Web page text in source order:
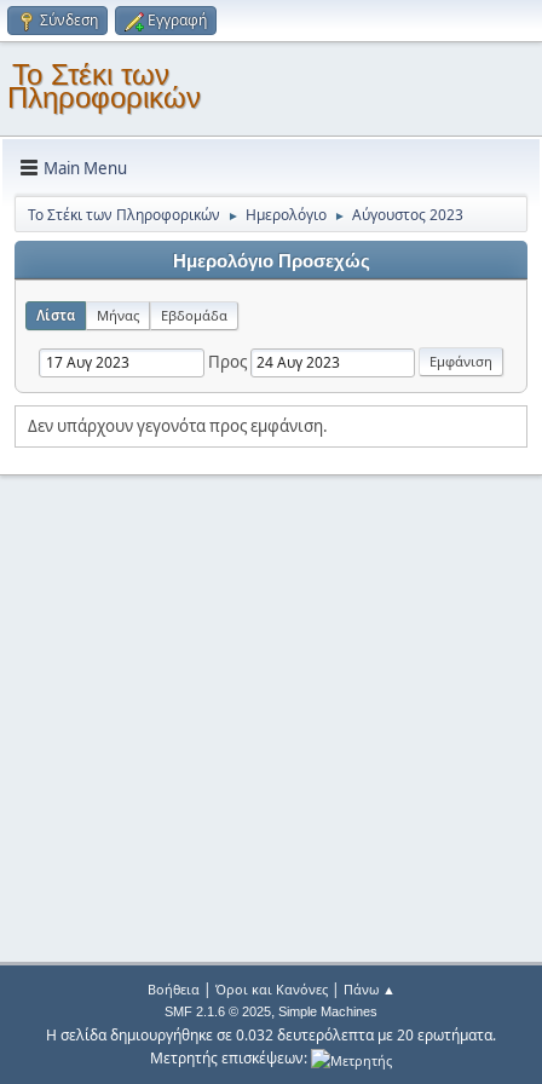
Σύνδεση Εγγραφή
Το Στέκι των
Πληροφορικών
Main Menu
Το Στέκι των Πληροφορικών ► Ημερολόγιο ► Αύγουστος 2023
Ημερολόγιο Προσεχώς
Λίστα Μήνας Εβδομάδα
Προς
Δεν υπάρχουν γεγονότα προς εμφάνιση.
Βοήθεια| Όροι και Κανόνες| Πάνω ▲
SMF 2.1.6 © 2025, Simple Machines
Η σελίδα δημιουργήθηκε σε 0.032 δευτερόλεπτα με 20 ερωτήματα.
Μετρητής επισκέψεων: